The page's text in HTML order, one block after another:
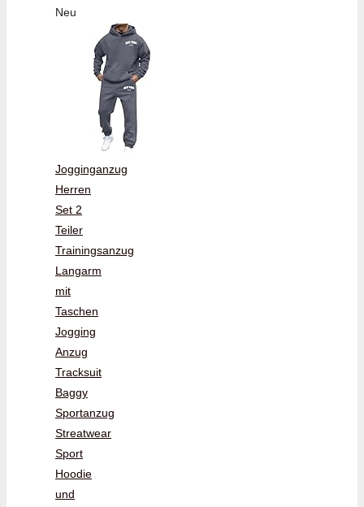
Neu
Jogginganzug
Herren
Set 2
Teiler
Trainingsanzug
Langarm
mit
Taschen
Jogging
Anzug
Tracksuit
Baggy
Sportanzug
Streatwear
Sport
Hoodie
und